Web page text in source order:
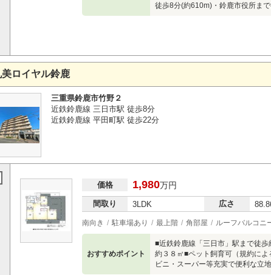
徒歩8分(約610m)・鈴鹿市役所ま
美ロイヤル鈴鹿
三重県鈴鹿市竹野２
近鉄鈴鹿線 三日市駅 徒歩8分
近鉄鈴鹿線 平田町駅 徒歩22分
価格 1,980万円
間取り 3LDK 広さ
南向き 駐車場あり 最上階 角部屋 ルーフバルコニ
おすすめポイント
■近鉄鈴鹿線「三日市」駅まで徒
約３８㎡■ペット飼育可（規約に
ビニ・スーパー等充実で便利な立